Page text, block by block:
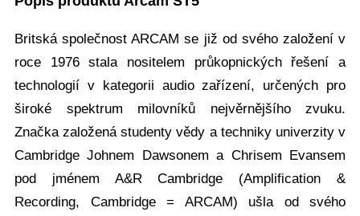
Britská společnost ARCAM se již od svého založení v
roce 1976 stala nositelem průkopnických řešení a
technologií v kategorii audio zařízení, určených pro
široké spektrum milovníků nejvěrnějšího zvuku.
Značka založená studenty vědy a techniky univerzity v
Cambridge Johnem Dawsonem a Chrisem Evansem
pod jménem A&R Cambridge (Amplification &
Recording, Cambridge = ARCAM) ušla od svého